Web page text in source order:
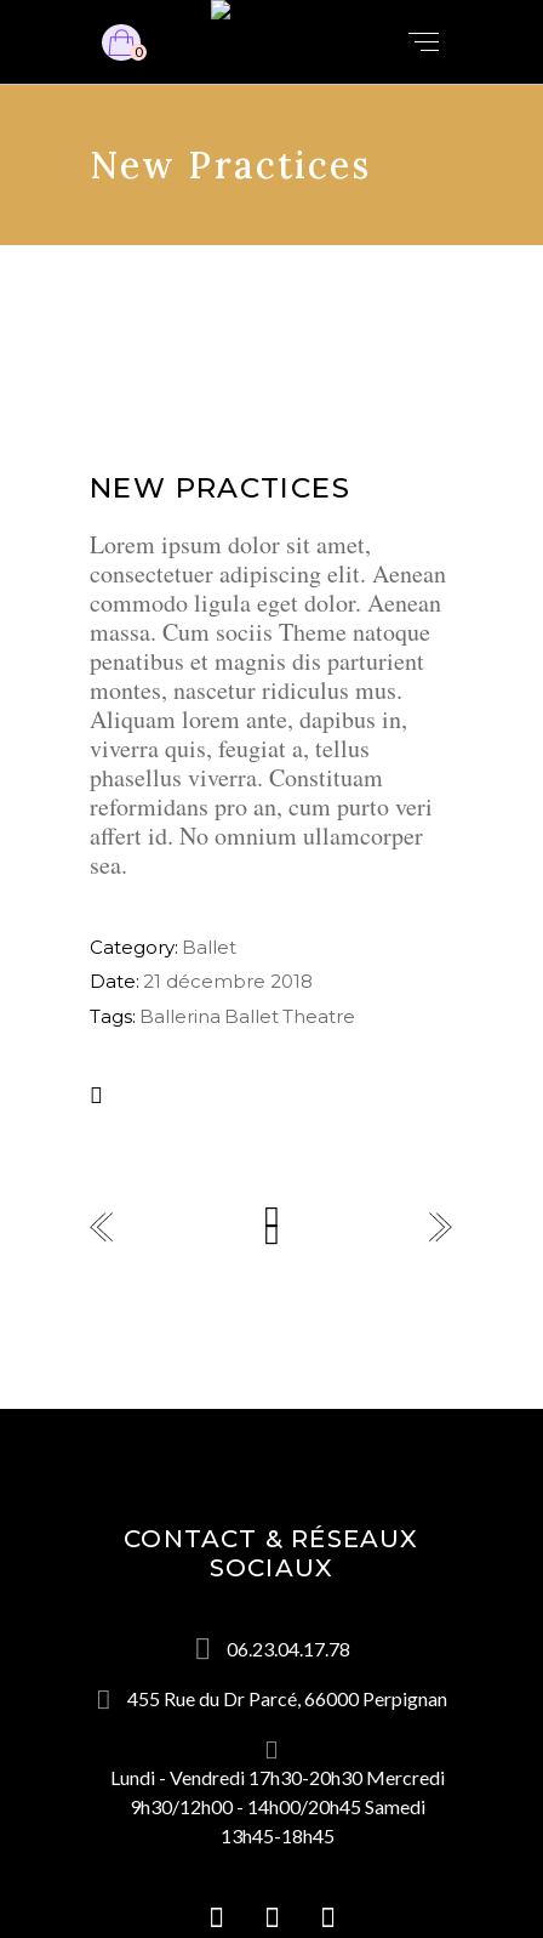
0
New Practices
NEW PRACTICES
Lorem ipsum dolor sit amet,
consectetuer adipiscing elit. Aenean
commodo ligula eget dolor. Aenean
massa. Cum sociis Theme natoque
penatibus et magnis dis parturient
montes, nascetur ridiculus mus.
Aliquam lorem ante, dapibus in,
viverra quis, feugiat a, tellus
phasellus viverra. Constituam
reformidans pro an, cum purto veri
affert id. No omnium ullamcorper
sea.
Category: Ballet
Date: 21 décembre 2018
Tags: Ballerina BalletTheatre
CONTACT & RÉSEAUX
SOCIAUX
06.23.04.17.78
455 Rue du Dr Parcé, 66000 Perpignan
Lundi - Vendredi 17h30-20h30 Mercredi
9h30/12h00 - 14h00/20h45 Samedi
13h45-18h45